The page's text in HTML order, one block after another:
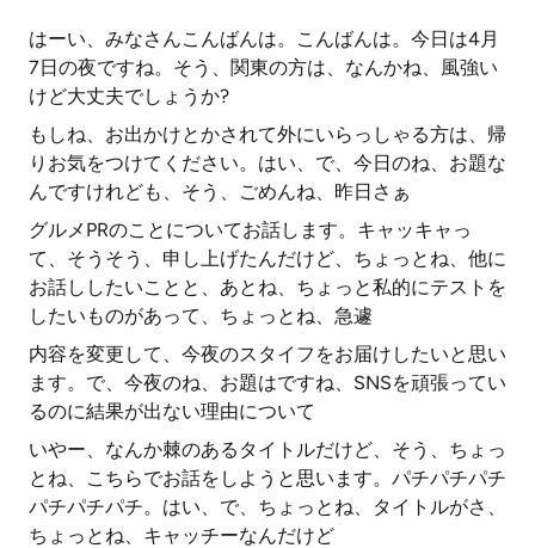
はーい、みなさんこんばんは。こんばんは。今日は4月
7日の夜ですね。そう、関東の方は、なんかね、風強い
けど大丈夫でしょうか?
もしね、お出かけとかされて外にいらっしゃる方は、帰
りお気をつけてください。はい、で、今日のね、お題な
んですけれども、そう、ごめんね、昨日さぁ
グルメPRのことについてお話します。キャッキャっ
て、そうそう、申し上げたんだけど、ちょっとね、他に
お話ししたいことと、あとね、ちょっと私的にテストを
したいものがあって、ちょっとね、急遽
内容を変更して、今夜のスタイフをお届けしたいと思い
ます。で、今夜のね、お題はですね、SNSを頑張ってい
るのに結果が出ない理由について
いやー、なんか棘のあるタイトルだけど、そう、ちょっ
とね、こちらでお話をしようと思います。パチパチパチ
パチパチパチ。はい、で、ちょっとね、タイトルがさ、
ちょっとね、キャッチーなんだけど